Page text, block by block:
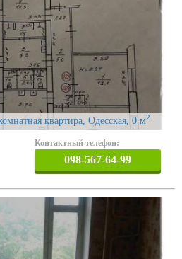
квартира, Одесская , 0 м2
Контактный телефон:
098-567-64-99